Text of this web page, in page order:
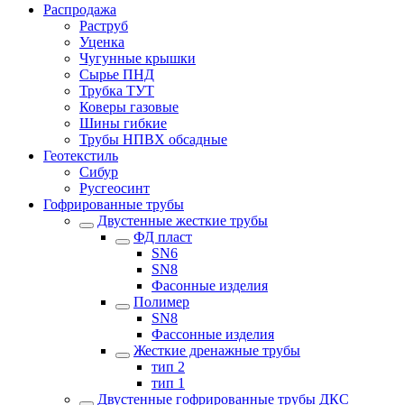
Распродажа
Раструб
Уценка
Чугунные крышки
Сырье ПНД
Трубка ТУТ
Коверы газовые
Шины гибкие
Трубы НПВХ обсадные
Геотекстиль
Сибур
Русгеосинт
Гофрированные трубы
Двустенные жесткие трубы
ФД пласт
SN6
SN8
Фасонные изделия
Полимер
SN8
Фассонные изделия
Жесткие дренажные трубы
тип 2
тип 1
Двустенные гофрированные трубы ДКС